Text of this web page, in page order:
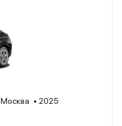
Москва
2025